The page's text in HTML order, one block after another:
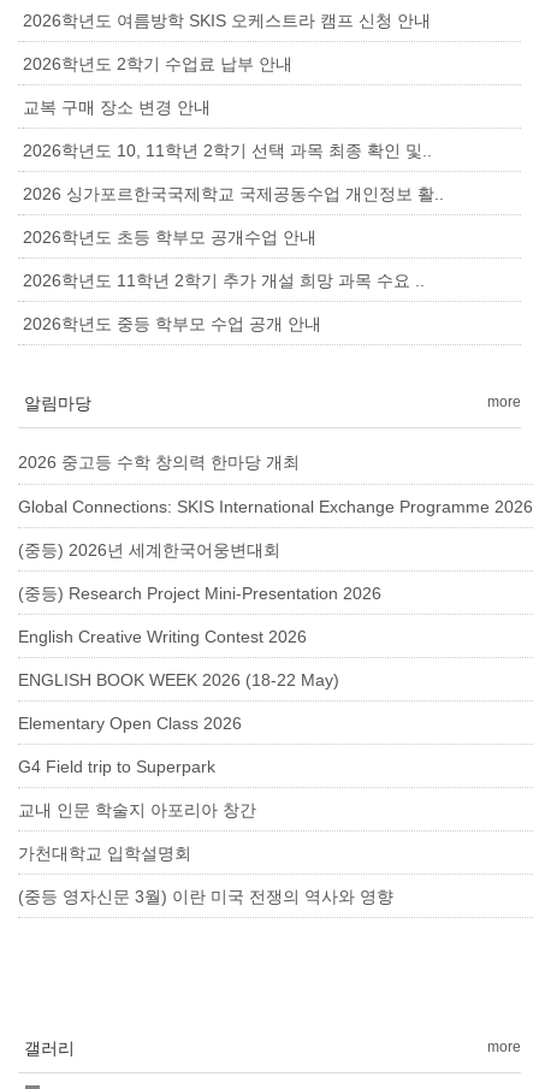
2026학년도 여름방학 SKIS 오케스트라 캠프 신청 안내
2026학년도 2학기 수업료 납부 안내
교복 구매 장소 변경 안내
2026학년도 10, 11학년 2학기 선택 과목 최종 확인 및..
2026 싱가포르한국국제학교 국제공동수업 개인정보 활..
2026학년도 초등 학부모 공개수업 안내
2026학년도 11학년 2학기 추가 개설 희망 과목 수요 ..
2026학년도 중등 학부모 수업 공개 안내
알림마당 more
2026 중고등 수학 창의력 한마당 개최
Global Connections: SKIS International Exchange Programme 2026
(중등) 2026년 세계한국어웅변대회
(중등) Research Project Mini-Presentation 2026
English Creative Writing Contest 2026
ENGLISH BOOK WEEK 2026 (18-22 May)
Elementary Open Class 2026
G4 Field trip to Superpark
교내 인문 학술지 아포리아 창간
가천대학교 입학설명회
(중등 영자신문 3월) 이란 미국 전쟁의 역사와 영향
갤러리 more